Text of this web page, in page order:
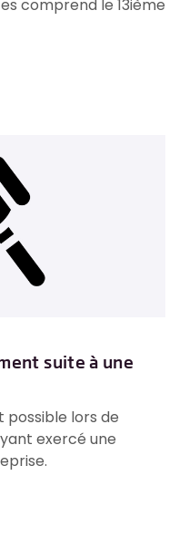
comprend le 13ième
suite à une
possible lors de
exercé une